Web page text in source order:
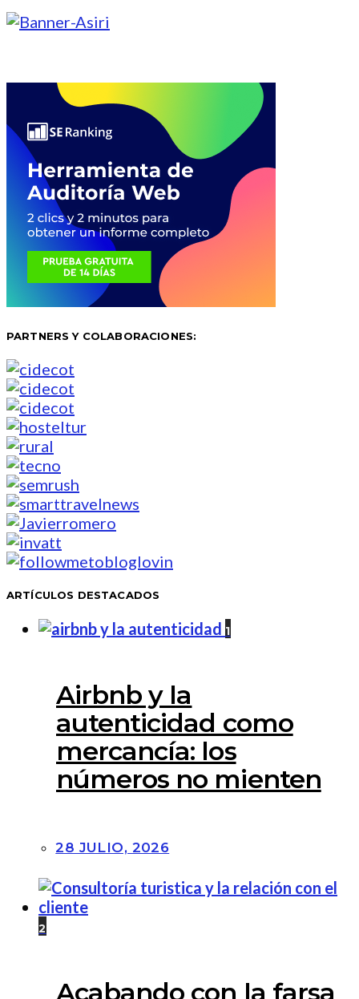
PARTNERS Y COLABORACIONES:
ARTÍCULOS DESTACADOS
1
Airbnb y la
autenticidad como
mercancía: los
números no mienten
28 JULIO, 2026
2
Acabando con la farsa